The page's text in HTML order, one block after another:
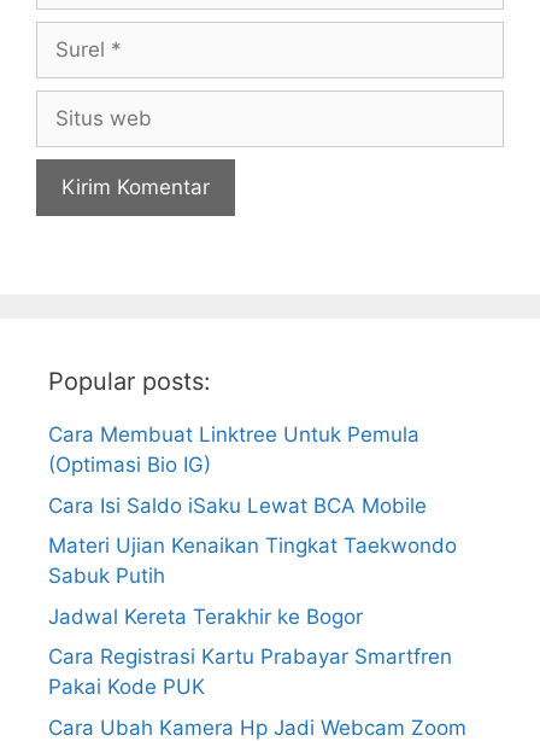
web
Popular posts:
Cara Membuat Linktree Untuk Pemula
(Optimasi Bio IG)
Cara Isi Saldo iSaku Lewat BCA Mobile
Materi Ujian Kenaikan Tingkat Taekwondo
Sabuk Putih
Jadwal Kereta Terakhir ke Bogor
Cara Registrasi Kartu Prabayar Smartfren
Pakai Kode PUK
Cara Ubah Kamera Hp Jadi Webcam Zoom